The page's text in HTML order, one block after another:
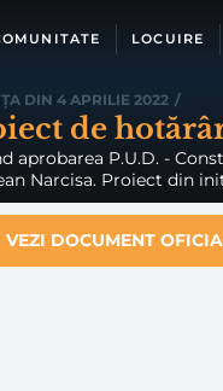
LOCUIRE
DIN 4 APRILIE 2022 /
de
aprobarea P.U.D. -
Narcisa. Proiect din
VEZI DOCUMENT